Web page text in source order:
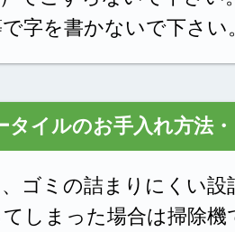
字を書かないで下さい
タイルのお手入れ方法
ゴミの詰まりにくい設
しまった場合は掃除機